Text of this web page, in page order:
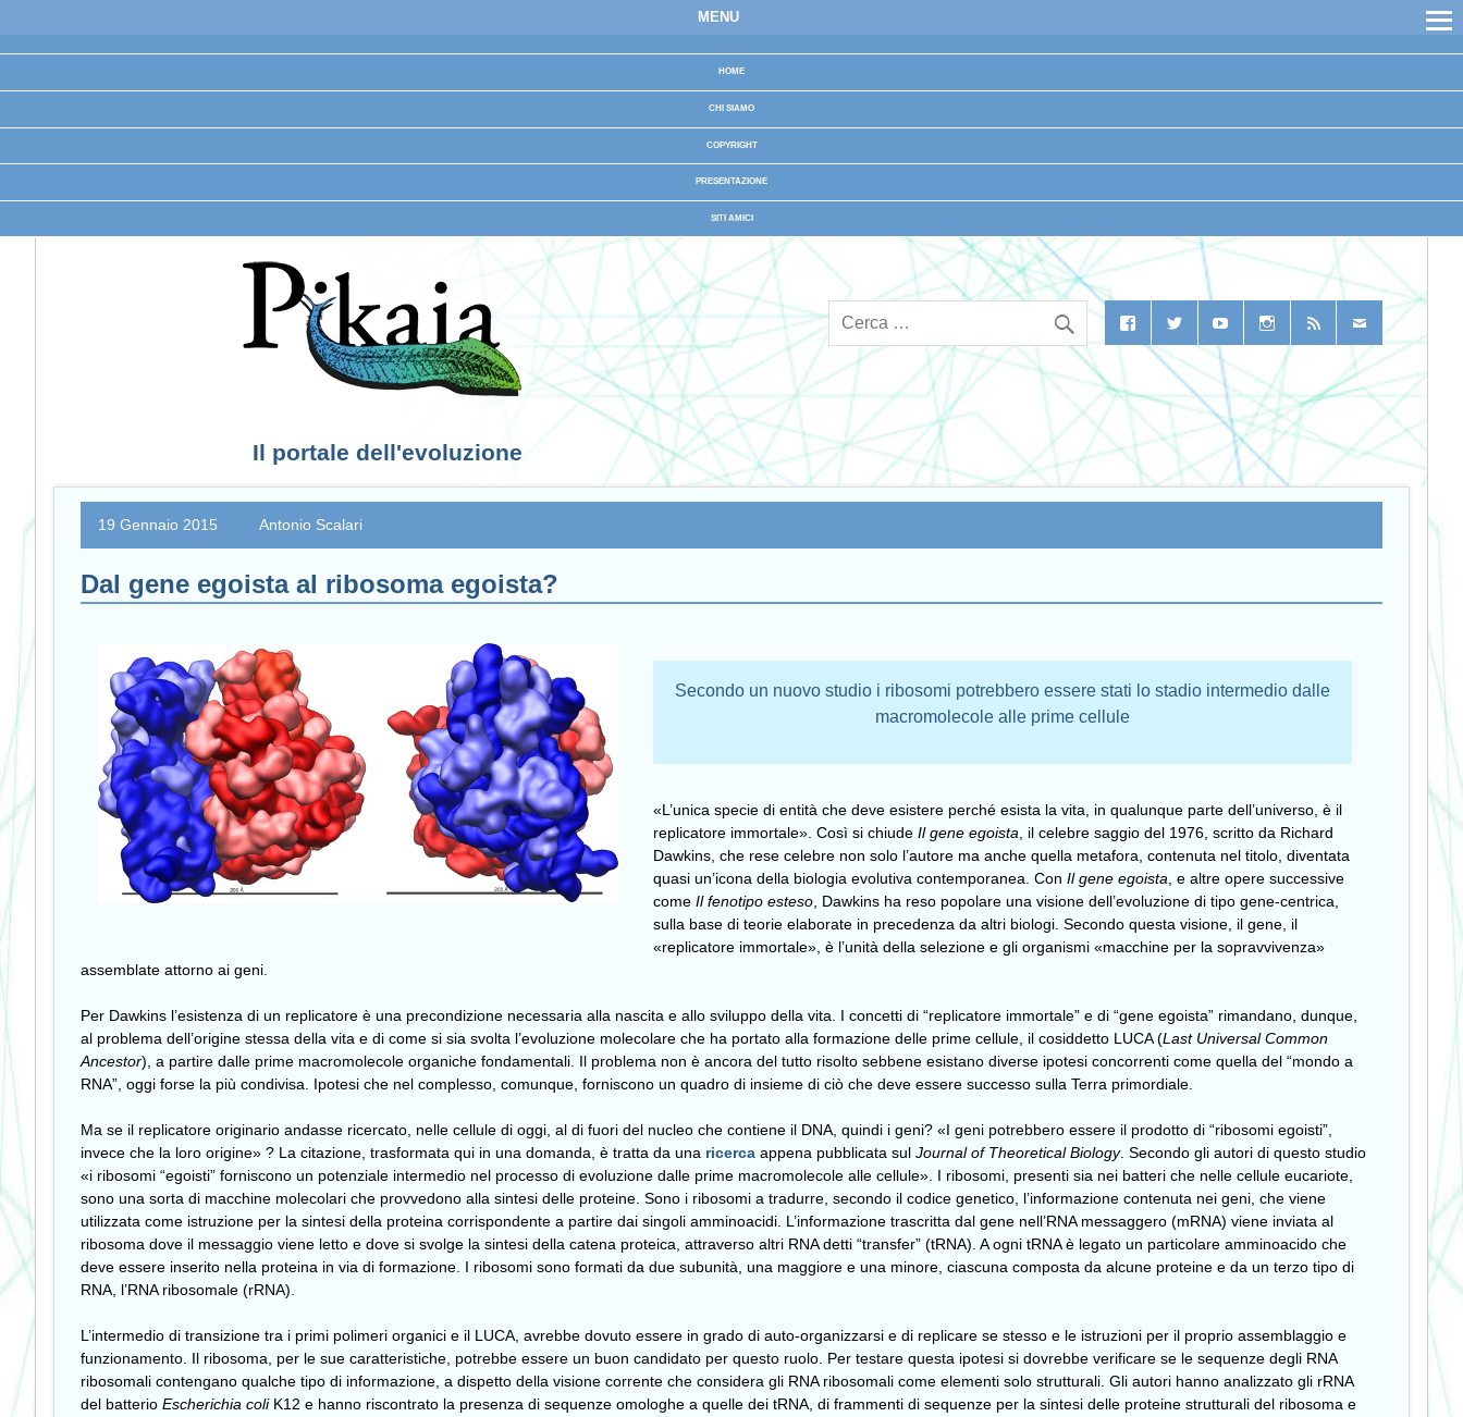
MENU
HOME
CHI SIAMO
COPYRIGHT
PRESENTAZIONE
SITI AMICI
Il portale dell'evoluzione
19 Gennaio 2015 Antonio Scalari
Dal gene egoista al ribosoma egoista?
Secondo un nuovo studio i ribosomi potrebbero essere stati lo stadio intermedio dalle
macromolecole alle prime cellule
«L’unica specie di entità che deve esistere perché esista la vita, in qualunque parte dell’universo, è il
replicatore immortale». Così si chiudeIl gene egoista , il celebre saggio del 1976, scritto da Richard
Dawkins, che rese celebre non solo l’autore ma anche quella metafora, contenuta nel titolo, diventata
quasi un’icona della biologia evolutiva contemporanea. ConIl gene egoista , e altre opere successive
comeIl fenotipo esteso , Dawkins ha reso popolare una visione dell’evoluzione di tipo gene-centrica,
sulla base di teorie elaborate in precedenza da altri biologi. Secondo questa visione, il gene, il
«replicatore immortale», è l’unità della selezione e gli organismi «macchine per la sopravvivenza»
assemblate attorno ai geni.
Per Dawkins l’esistenza di un replicatore è una precondizione necessaria alla nascita e allo sviluppo della vita. I concetti di “replicatore immortale” e di “gene egoista” rimandano, dunque,
al problema dell’origine stessa della vita e di come si sia svolta l’evoluzione molecolare che ha portato alla formazione delle prime cellule, il cosiddetto LUCA (Last Universal Common
Ancestor), a partire dalle prime macromolecole organiche fondamentali. Il problema non è ancora del tutto risolto sebbene esistano diverse ipotesi concorrenti come quella del “mondo a
RNA”, oggi forse la più condivisa. Ipotesi che nel complesso, comunque, forniscono un quadro di insieme di ciò che deve essere successo sulla Terra primordiale.
Ma se il replicatore originario andasse ricercato, nelle cellule di oggi, al di fuori del nucleo che contiene il DNA, quindi i geni? «I geni potrebbero essere il prodotto di “ribosomi egoisti”,
invece che la loro origine» ? La citazione, trasformata qui in una domanda, è tratta da una ricerca appena pubblicata sul Journal of Theoretical Biology. Secondo gli autori di questo studio
«i ribosomi “egoisti” forniscono un potenziale intermedio nel processo di evoluzione dalle prime macromolecole alle cellule». I ribosomi, presenti sia nei batteri che nelle cellule eucariote,
sono una sorta di macchine molecolari che provvedono alla sintesi delle proteine. Sono i ribosomi a tradurre, secondo il codice genetico, l’informazione contenuta nei geni, che viene
utilizzata come istruzione per la sintesi della proteina corrispondente a partire dai singoli amminoacidi. L’informazione trascritta dal gene nell’RNA messaggero (mRNA) viene inviata al
ribosoma dove il messaggio viene letto e dove si svolge la sintesi della catena proteica, attraverso altri RNA detti “transfer” (tRNA). A ogni tRNA è legato un particolare amminoacido che
deve essere inserito nella proteina in via di formazione. I ribosomi sono formati da due subunità, una maggiore e una minore, ciascuna composta da alcune proteine e da un terzo tipo di
RNA, l’RNA ribosomale (rRNA).
L’intermedio di transizione tra i primi polimeri organici e il LUCA, avrebbe dovuto essere in grado di auto-organizzarsi e di replicare se stesso e le istruzioni per il proprio assemblaggio e
funzionamento. Il ribosoma, per le sue caratteristiche, potrebbe essere un buon candidato per questo ruolo. Per testare questa ipotesi si dovrebbe verificare se le sequenze degli RNA
ribosomali contengano qualche tipo di informazione, a dispetto della visione corrente che considera gli RNA ribosomali come elementi solo strutturali. Gli autori hanno analizzato gli rRNA
del batterio Escherichia coli K12 e hanno riscontrato la presenza di sequenze omologhe a quelle dei tRNA, di frammenti di sequenze per la sintesi delle proteine strutturali del ribosoma e